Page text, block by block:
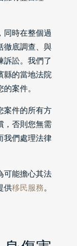
同時在整個過
徹底調查、與
訴訟。我們了
縣的當地法院
案件。
案件的所有方
，否則您無需
我們處理法律
可能擔心其法
供移民服務。